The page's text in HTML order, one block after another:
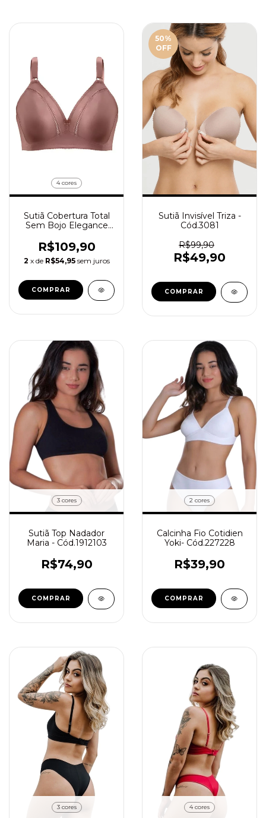
4 cores
Sutiã Cobertura Total
Sem Bojo Elegance
R$109,90
2 x de R$54,95 sem juros
COMPRAR
50%
OFF
Sutiã Invisível Triza -
Cód.3081
R$99,90
R$49,90
COMPRAR
3 cores
Sutiã Top Nadador
Maria - Cód.1912103
R$74,90
COMPRAR
2 cores
Calcinha Fio Cotidien
Yoki- Cód.227228
R$39,90
COMPRAR
3 cores 4 cores